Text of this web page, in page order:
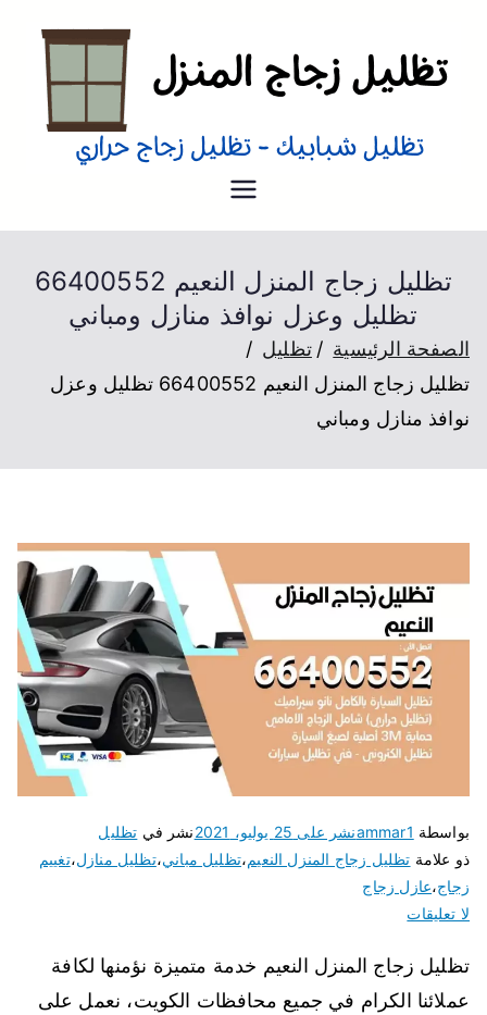
تظليل منازل
تظليل زجاج منازل من الداخل و
تظليل زجاج المنزل النعيم 66400552
تظليل وعزل نوافذ منازل ومباني
الصفحة الرئيسية
تظليل
تظليل زجاج المنزل النعيم 66400552 تظليل وعزل
نوافذ منازل ومباني
بواسطة ammar1نشر على 25 يوليو، 2021 نشر في تظليل
ذو علامة تظليل زجاج المنزل النعيم،تظليل مباني،تظليل منازل،تغييم
زجاج،عازل زجاج
لا تعليقات
تظليل زجاج المنزل النعيم خدمة متميزة نؤمنها لكافة
عملائنا الكرام في جميع محافظات الكويت، نعمل على